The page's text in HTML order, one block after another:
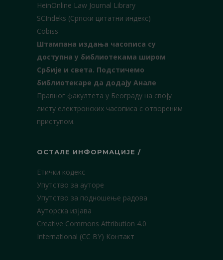
HeinOnline Law Journal Library
SCIndeks (Српски цитатни индекс)
Cobiss
Штампана издања часописа су
доступна у библиотекама широм
Србије и света. Подстичемо
библиотекаре да додају Анале
Правног факултета у Београду на своју
листу електронских часописа с отвореним
приступом.
ОСТАЛЕ ИНФОРМАЦИЈЕ /
Етички кодекс
Упутство за ауторе
Упутство за подношење радова
Ауторска изјава
Creative Commons Attribution 4.0
International (CC BY) Контакт